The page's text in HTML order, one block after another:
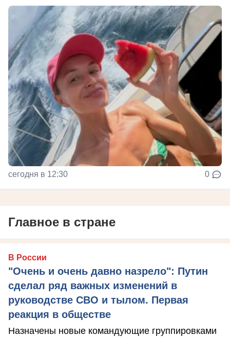
сегодня в 12:30 0
Главное в стране
В России
"Очень и очень давно назрело": Путин
сделал ряд важных изменений в
руководстве СВО и тылом. Первая
реакция в обществе
Назначены новые командующие группировками